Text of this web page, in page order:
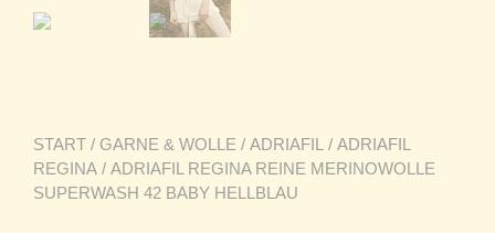
START / GARNE & WOLLE / ADRIAFIL / ADRIAFIL
REGINA / ADRIAFIL REGINA REINE MERINOWOLLE
SUPERWASH 42 BABY HELLBLAU